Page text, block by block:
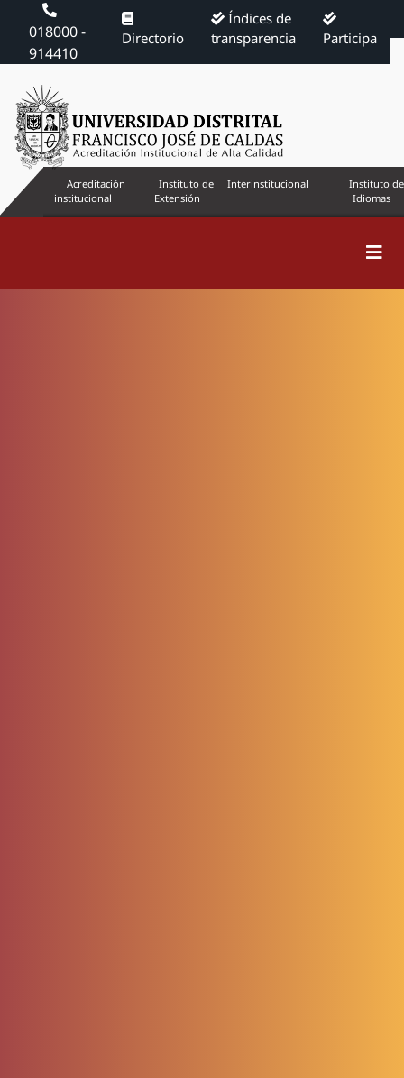
018000 -
914410
Directorio
Índices de
transparencia
Participa
Acreditación
institucional
Instituto de
Extensión
Interinstitucional
Instituto de
Idiomas